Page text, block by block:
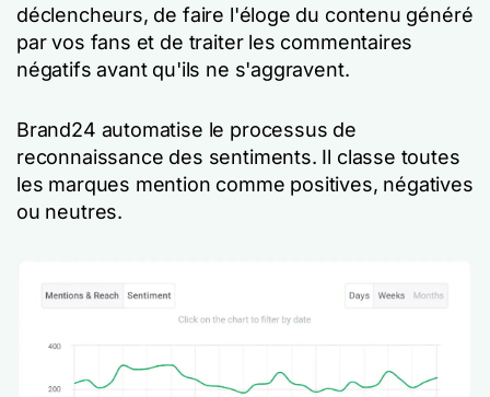
déclencheurs, de faire l'éloge du contenu généré
par vos fans et de traiter les commentaires
négatifs avant qu'ils ne s'aggravent.
Brand24 automatise le processus de
reconnaissance des sentiments. Il classe toutes
les marques mention comme positives, négatives
ou neutres.